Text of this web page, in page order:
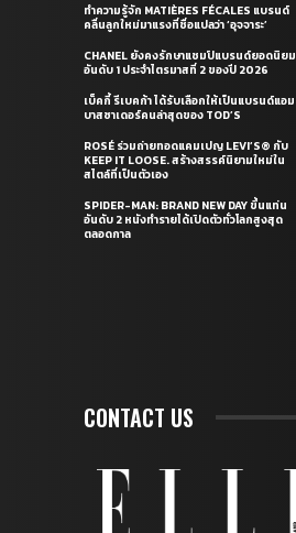
ทำความรู้จัก MATIÈRES FÉCALES แบรนด์
คลื่นลูกใหม่มาแรงที่ชื่อแปลว่า ‘อุจจาระ’
CHANEL ยังคงรักษาแชมป์แบรนด์ยอดนิยม
อันดับ 1 ประจำไตรมาสที่ 2 ของปี 2026
เบ็คกี้ รีเบคก้า ได้รับเลือกให้เป็นแบรนด์แอม
บาสซาเดอร์คนล่าสุดของ TOD’S
ROSÉ ร่วมถ่ายทอดแคมเปญ LEVI’S® กับ
KEEP IT LOOSE. สร้างสรรค์นิยามใหม่ใน
สไตล์ที่เป็นตัวเอง
SPIDER-MAN: BRAND NEW DAY ขึ้นแท่น
อันดับ 2 หนังทำรายได้เปิดตัวทั่วโลกสูงสุด
ตลอดกาล
CONTACT US